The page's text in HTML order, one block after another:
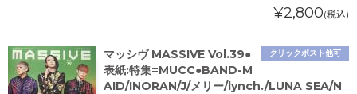
¥2,800(税込)
クリックポスト他可
マッシヴ MASSIVE Vol.39●
表紙:特集=MUCC●BAND-M
AID/INORAN/J/メリー/lynch./LUNA SEA/N